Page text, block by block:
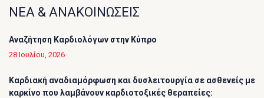
ΝΕΑ & ΑΝΑΚΟΙΝΩΣΕΙΣ
Αναζήτηση Καρδιολόγων στην Κύπρο
28 Ιουλίου, 2026
Καρδιακή αναδιαμόρφωση και δυσλειτουργία σε ασθενείς με
καρκίνο που λαμβάνουν καρδιοτοξικές θεραπείες: